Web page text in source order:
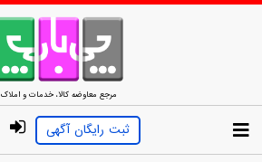
مرجع معاوضه کالا، خدمات و املاک
ثبت رایگان آگهی